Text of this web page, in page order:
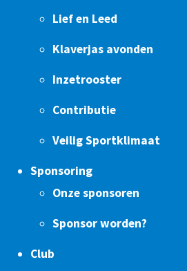
Lief en Leed
Klaverjas avonden
Inzetrooster
Contributie
Veilig Sportklimaat
Sponsoring
Onze sponsoren
Sponsor worden?
Club